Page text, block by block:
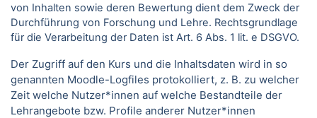
von Inhalten sowie deren Bewertung dient dem Zweck der
Durchführung von Forschung und Lehre. Rechtsgrundlage
für die Verarbeitung der Daten ist Art. 6 Abs. 1 lit. e DSGVO.
Der Zugriff auf den Kurs und die Inhaltsdaten wird in so
genannten Moodle-Logfiles protokolliert, z. B. zu welcher
Zeit welche Nutzer*innen auf welche Bestandteile der
Lehrangebote bzw. Profile anderer Nutzer*innen